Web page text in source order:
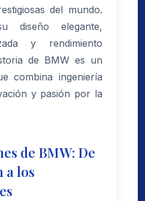
del mundo.
diseño elegante,
y rendimiento
de BMW es un
combina ingeniería
y pasión por la
de BMW: De
a los